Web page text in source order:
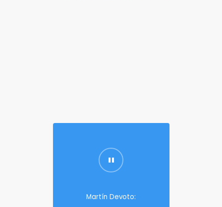
Martín Devoto: